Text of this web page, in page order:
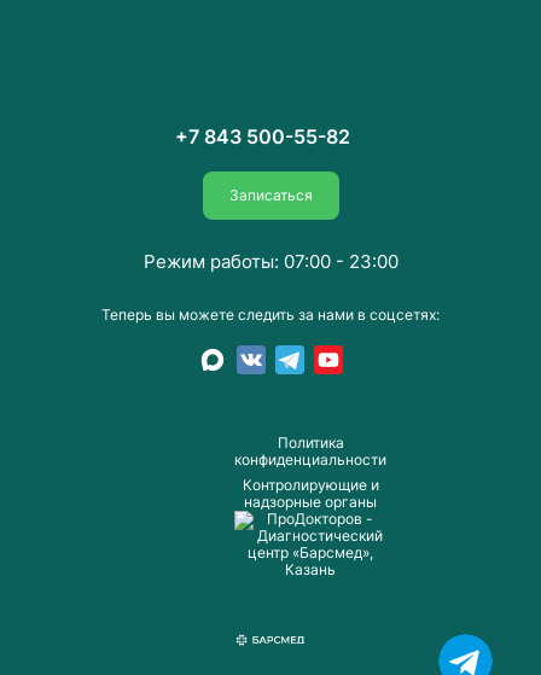
Пoлитика
конфиденциальности
Контролирующие и
надзорные органы
+7 843 500-55-82
Записаться
Теперь вы можете следить за нами в соцсетях:
Режим работы: 07:00 - 23:00